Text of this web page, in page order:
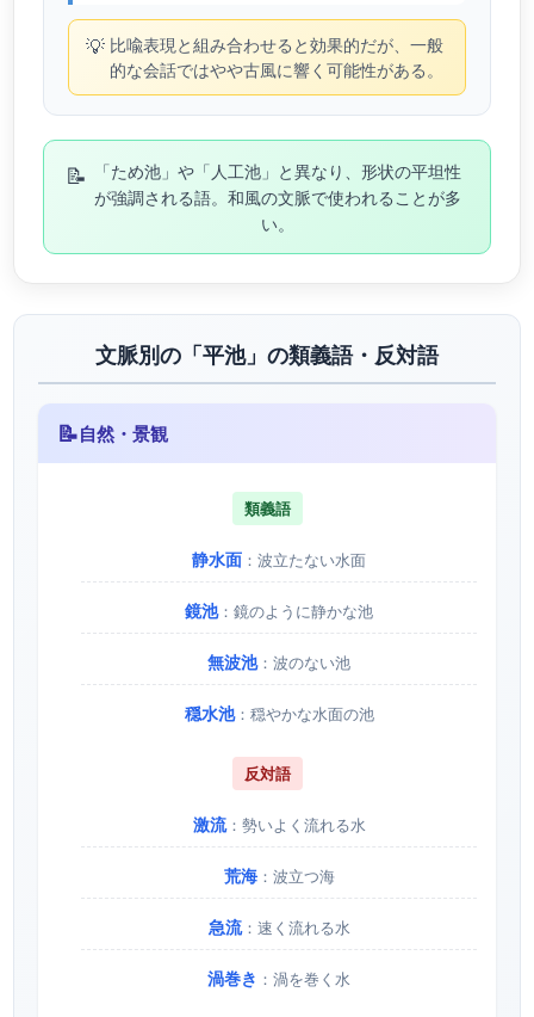
💡 比喩表現と組み合わせると効果的だが、一般
的な会話ではやや古風に響く可能性がある。
📝
「ため池」や「人工池」と異なり、形状の平坦性
が強調される語。和風の文脈で使われることが多
い。
文脈別の「平池」の類義語・反対語
📝自然・景観
類義語
静水面 ：波立たない水面
鏡池：鏡のように静かな池
無波池：波のない池
穏水池：穏やかな水面の池
反対語
激流：勢いよく流れる水
荒海：波立つ海
急流：速く流れる水
渦巻き ：渦を巻く水